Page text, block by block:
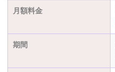
月額料金
期間